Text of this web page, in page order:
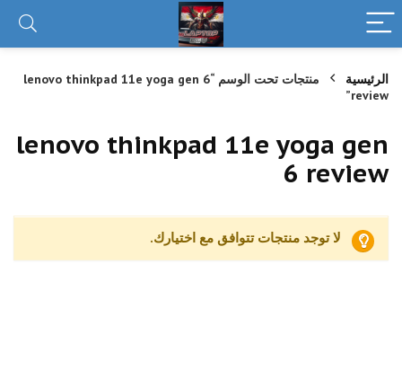
الرئيسية
منتجات تحت الوسم “lenovo thinkpad 11e yoga gen 6
review”
lenovo thinkpad 11e yoga gen
6 review
لا توجد منتجات تتوافق مع اختيارك.